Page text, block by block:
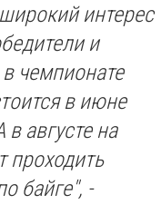
интерес
и
чемпионате
в июне
августе на
проходить
байге", -